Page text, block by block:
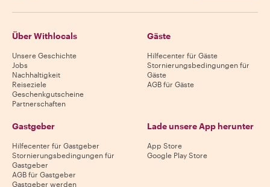
Über Withlocals
Unsere Geschichte
Jobs
Nachhaltigkeit
Reiseziele
Geschenkgutscheine
Partnerschaften
Gäste
Hilfecenter für Gäste
Stornierungsbedingungen für
Gäste
AGB für Gäste
Gastgeber
Hilfecenter für Gastgeber
Stornierungsbedingungen für
Gastgeber
AGB für Gastgeber
Gastgeber werden
Lade unsere App herunter
App Store
Google Play Store